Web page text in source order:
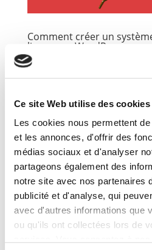
Ce site Web utilise des cookies
Les cookies nous permettent
et les annonces, d'offrir des
médias sociaux et d'analyser
partageons également des
notre site avec nos partenaires
publicité et d'analyse, qui
avec d'autres informations que
ou qu'ils ont collectées lors de
Comment créer un
ligne avec WordPress
par
Comment créer un système
livrescomptables sont deux
intimidants qui viennent à
propriétaire d’entreprise. µ
taxes et les...